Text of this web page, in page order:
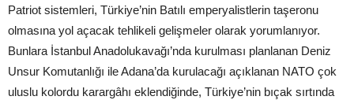
Patriot sistemleri, Türkiye’nin Batılı emperyalistlerin taşeronu
olmasına yol açacak tehlikeli gelişmeler olarak yorumlanıyor.
Bunlara İstanbul Anadolukavağı’nda kurulması planlanan Deniz
Unsur Komutanlığı ile Adana’da kurulacağı açıklanan NATO çok
uluslu kolordu karargâhı eklendiğinde, Türkiye’nin bıçak sırtında